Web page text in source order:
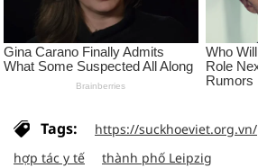
Tags: https://suckhoeviet.org.vn/
hợp tác y tế
thành phố Leipzig